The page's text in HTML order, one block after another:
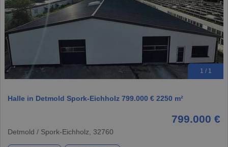
1 / 1
Halle in Detmold Spork-Eichholz 799.000 € 2250 m²
799.000 €
Detmold / Spork-Eichholz, 32760